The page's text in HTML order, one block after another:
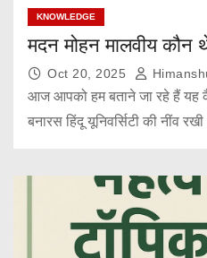
KNOWLEDGE
मदन मोहन मालवीय कौन
Oct 20, 2025
आज आपको हम बताने जा रहे हैं यह
बनारस हिंदू यूनिवर्सिटी की नींव